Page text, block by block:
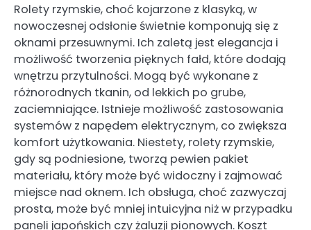
Rolety rzymskie, choć kojarzone z klasyką, w
nowoczesnej odsłonie świetnie komponują się z
oknami przesuwnymi. Ich zaletą jest elegancja i
możliwość tworzenia pięknych fałd, które dodają
wnętrzu przytulności. Mogą być wykonane z
różnorodnych tkanin, od lekkich po grube,
zaciemniające. Istnieje możliwość zastosowania
systemów z napędem elektrycznym, co zwiększa
komfort użytkowania. Niestety, rolety rzymskie,
gdy są podniesione, tworzą pewien pakiet
materiału, który może być widoczny i zajmować
miejsce nad oknem. Ich obsługa, choć zazwyczaj
prosta, może być mniej intuicyjna niż w przypadku
paneli japońskich czy żaluzji pionowych. Koszt